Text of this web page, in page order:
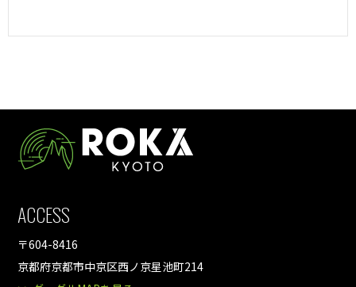
ACCESS
〒604-8416
京都府京都市中京区西ノ京星池町214